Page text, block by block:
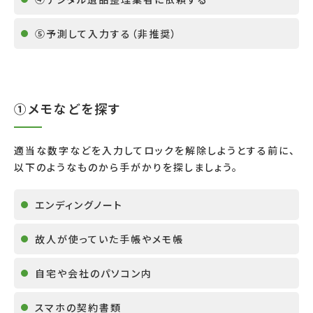
⑤予測して入力する（非推奨）
①メモなどを探す
適当な数字などを入力してロックを解除しようとする前に、
以下のようなものから手がかりを探しましょう。
エンディングノート
故人が使っていた手帳やメモ帳
自宅や会社のパソコン内
スマホの契約書類